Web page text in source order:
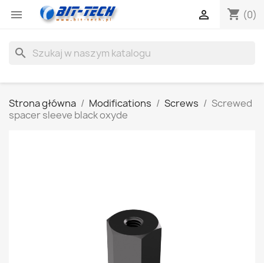
 shopping_cart (0)

search
Strona główna Modifications Screws
Screwed
spacer sleeve black oxyde